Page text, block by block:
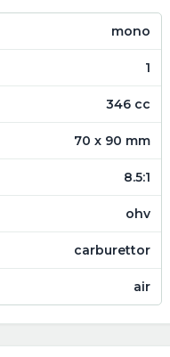
mono
1
346 cc
70 x 90 mm
8.5:1
ohv
carburettor
air